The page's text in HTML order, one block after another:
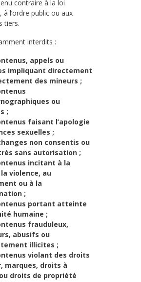
contraire à la loi
à l’ordre public ou aux
tiers.
interdits :
appels ou
impliquant directement
des mineurs ;
ou
;
faisant l’apologie
sexuelles ;
non consentis ou
sans autorisation ;
incitant à la
violence, au
ou à la
;
portant atteinte
humaine ;
frauduleux,
abusifs ou
illicites ;
violant des droits
marques, droits à
droits de propriété